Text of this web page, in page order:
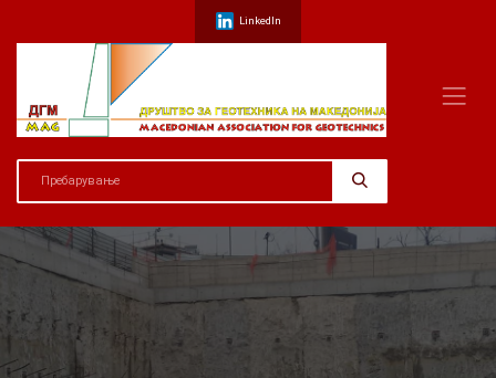
LinkedIn